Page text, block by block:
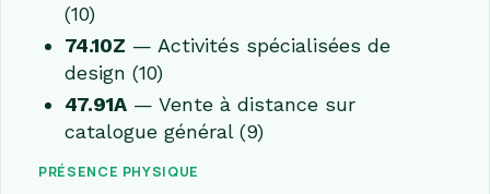
(10)
74.10Z — Activités spécialisées de
design (10)
47.91A — Vente à distance sur
catalogue général (9)
PRÉSENCE PHYSIQUE